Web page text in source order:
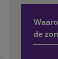
de